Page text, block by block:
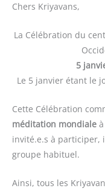
Chers Kriyavans,
La Célébration du
5
Le 5 janvier étant le
Cette Célébration
méditation mondiale
invité.e.s à participer,
groupe habituel.
Ainsi, tous les